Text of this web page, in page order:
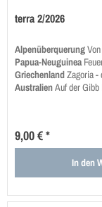
terra 2/2026
Alpenüberquerung
Papua-Neuguinea
GriechenlandZagoria -
AustralienAuf der Gibb
9,00 € *
In den